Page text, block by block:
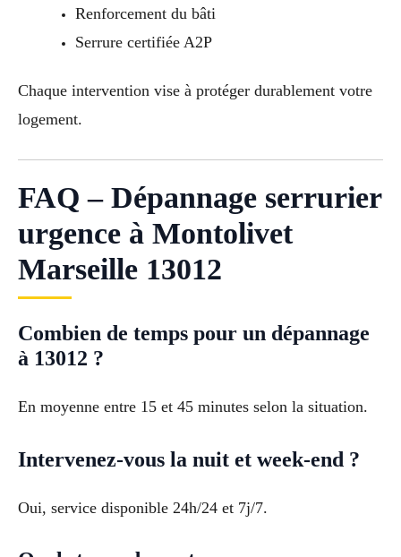
Renforcement du bâti
Serrure certifiée A2P
Chaque intervention vise à protéger durablement votre
logement.
FAQ – Dépannage serrurier
urgence à Montolivet
Marseille 13012
Combien de temps pour un dépannage
à 13012 ?
En moyenne entre 15 et 45 minutes selon la situation.
Intervenez-vous la nuit et week-end ?
Oui, service disponible 24h/24 et 7j/7.